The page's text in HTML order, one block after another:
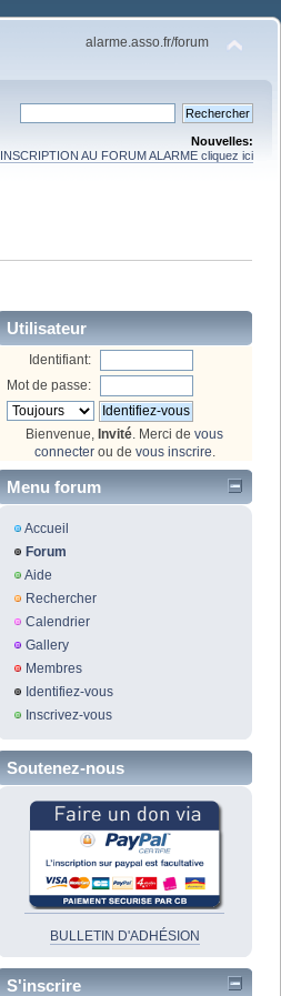
alarme.asso.fr/forum
Nouvelles:
INSCRIPTION AU FORUM ALARME cliquez ici
Utilisateur
Identifiant:
Mot de passe:
Bienvenue, Invité . Merci de vous
connecterou de vous inscrire
Menu forum
Accueil
Forum
Aide
Rechercher
Calendrier
Gallery
Membres
Identifiez-vous
Inscrivez-vous
Soutenez-nous
BULLETIN D'ADHÉSION
S'inscrire